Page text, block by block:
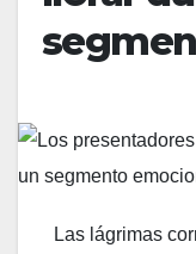
Las lágrimas